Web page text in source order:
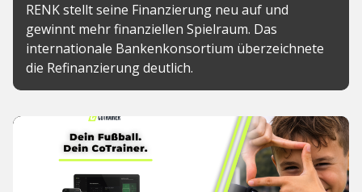
RENK stellt seine Finanzierung neu auf und
gewinnt mehr finanziellen Spielraum. Das
internationale Bankenkonsortium überzeichnete
die Refinanzierung deutlich.